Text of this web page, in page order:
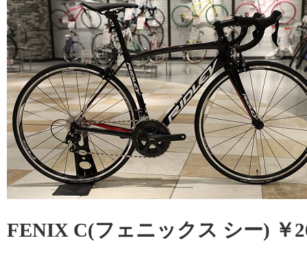
FENIX C(フェニックス シー) ￥